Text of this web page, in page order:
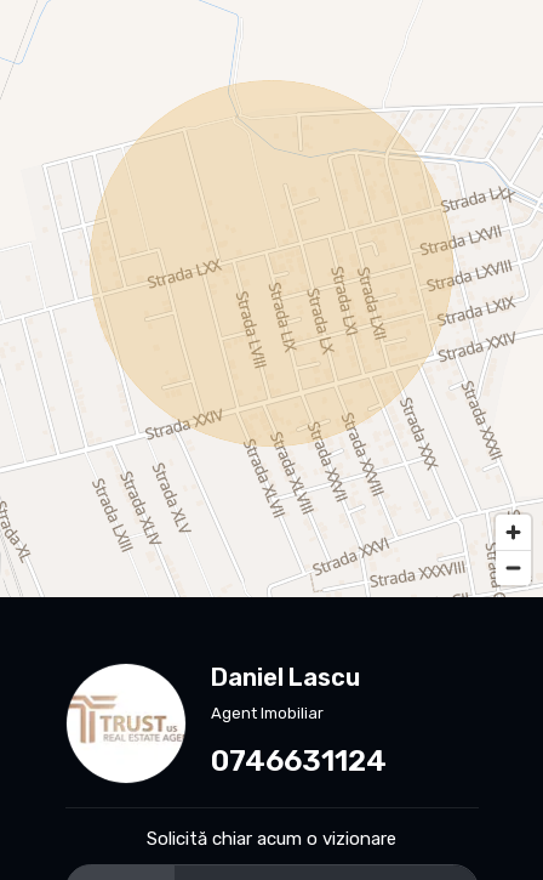
Daniel Lascu
Agent Imobiliar
0746631124
Solicită chiar acum o vizionare